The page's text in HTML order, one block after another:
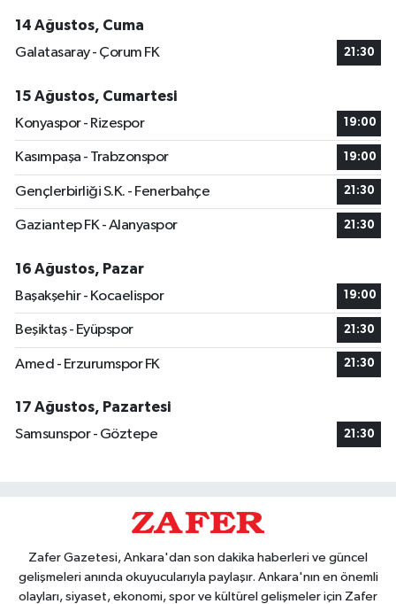
14 Ağustos, Cuma
Galatasaray - Çorum FK
21:30
15 Ağustos, Cumartesi
Konyaspor - Rizespor
19:00
Kasımpaşa - Trabzonspor 19:00
Gençlerbirliği S.K. - Fenerbahçe 21:30
Gaziantep FK - Alanyaspor 21:30
16 Ağustos, Pazar
Başakşehir - Kocaelispor
19:00
Beşiktaş - Eyüpspor 21:30
Amed - Erzurumspor FK 21:30
17 Ağustos, Pazartesi
Samsunspor - Göztepe
21:30
Zafer Gazetesi, Ankara'dan son dakika haberleri ve güncel
gelişmeleri anında okuyucularıyla paylaşır. Ankara'nın en önemli
olayları, siyaset, ekonomi, spor ve kültürel gelişmeler için Zafer